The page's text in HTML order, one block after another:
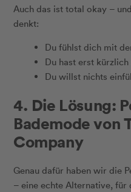
Auch das ist total okay –
denkt:
Du fühlst dich mit
Du hast erst
Du willst nichts
4. Die Lösung:
Bademode von
Company
Genau dafür haben wir die
– eine echte Alternative,